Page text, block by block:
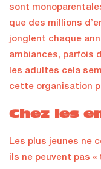
sont
que des millions
jonglent chaque
ambiances, parfois
les adultes cela
cette organisation
Chez les
Les plus jeunes ne
ils ne peuvent pas